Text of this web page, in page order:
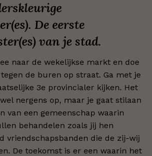
De eerste
van je stad.
naar de wekelijkse markt en doe
de buren op straat. Ga met je
3e provincialer kijken. Het
nergens op, maar je gaat stilaan
van een gemeenschap waarin
behandelen zoals jij hen
vriendschapsbanden die de zij-wij
De toekomst is er een waarin het